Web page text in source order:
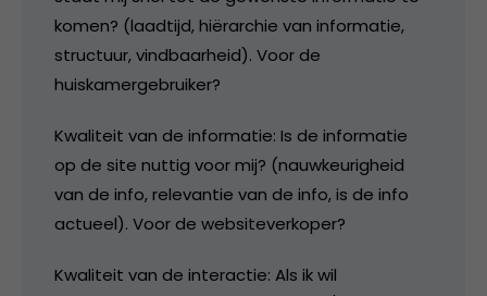
komen? (laadtijd, hiërarchie van informatie,
structuur, vindbaarheid). Voor de
huiskamergebruiker?
Kwaliteit van de informatie: Is de informatie
op de site nuttig voor mij? (nauwkeurigheid
van de info, relevantie van de info, is de info
actueel). Voor de websiteverkoper?
Kwaliteit van de interactie: Als ik wil